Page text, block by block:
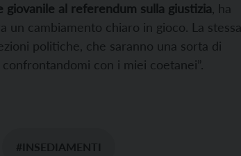
giovanile al referendum sulla giustizia, ha
un cambiamento chiaro in gioco. La stessa
politiche, che saranno una sorta di
con i miei coetanei”.
#INSEDIAMENTI